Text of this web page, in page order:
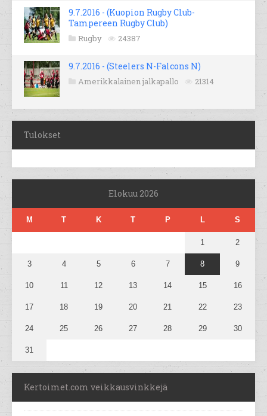
9.7.2016 - (Kuopion Rugby Club-
Tampereen Rugby Club)
Rugby 24387
9.7.2016 - (Steelers N-Falcons N)
Amerikkalainen jalkapallo 21314
Tulokset
Elokuu 2026
M T K T P L S
1 2
3 4 5 6 7 8 9
10 11 12 13 14 15 16
17 18 19 20 21 22 23
24 25 26 27 28 29 30
31
Kertoimet.com veikkausvinkkejä